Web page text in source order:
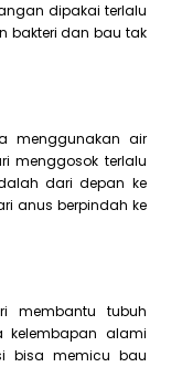
dipakai terlalu
bakteri dan bau tak
menggunakan air
menggosok terlalu
dari depan ke
anus berpindah ke
membantu tubuh
kelembapan alami
bisa memicu bau